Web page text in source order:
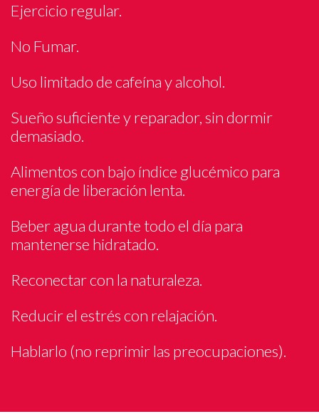
Ejercicio regular.
No Fumar.
Uso limitado de cafeína y alcohol.
Sueño suficiente y reparador, sin dormir
demasiado.
Alimentos con bajo índice glucémico para
energía de liberación lenta.
Beber agua durante todo el día para
mantenerse hidratado.
Reconectar con la naturaleza.
Reducir el estrés con relajación.
Hablarlo (no reprimir las preocupaciones).